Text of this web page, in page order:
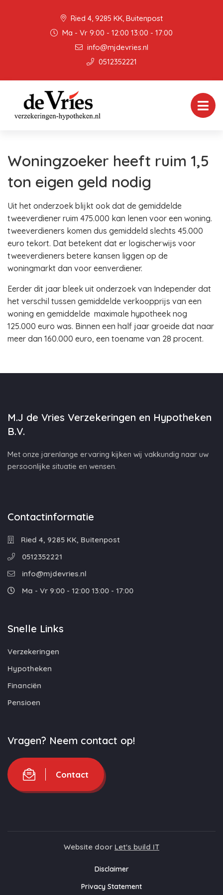
Ried 4, 9285 KK, Buitenpost
Ma - Vr 9:00 - 12:00 13:00 - 17:00
info@mjdevries.nl
0512352221
Woningzoeker heeft ruim 1,5
ton eigen geld nodig
Uit het onderzoek blijkt ook dat de gemiddelde
tweeverdiener ruim 475.000 kan lenen voor een woning.
tweeverdieners komen dus gemiddeld slechts 45.000
euro tekort. Dat betekent dat er logischerwijs voor
tweeverdieners betere kansen liggen op de
woningmarkt dan voor eenverdiener.
Eerder dit jaar bleek uit onderzoek van Independer dat
het verschil tussen gemiddelde verkoopprijs van een
woning en gemiddelde maximale hypotheek nog
125.000 euro was. Binnen een half jaar groeide dat naar
meer dan 160.000 euro, een toename van 28 procent.
M.J de Vries Verzekeringen en Hypotheken
B.V.
Met onze jarenlange ervaring kijken wij vakkundig naar uw
persoonlijke situatie en wensen.
Contactinformatie
Ried 4, 9285 KK, Buitenpost
0512352221
info@mjdevries.nl
Ma - Vr 9:00 - 12:00 13:00 - 17:00
Snelle Links
Verzekeringen
Hypotheken
Financiën
Pensioen
Vragen? Neem contact op!
Contact
Website door Let's build IT
Disclaimer
Privacy Statement